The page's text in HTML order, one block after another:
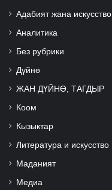
Адабият жана искусство
Аналитика
Без рубрики
Дүйнө
ЖАН ДҮЙНӨ, ТАГДЫР
Коом
Кызыктар
Литература и искусство
Маданият
Медиа